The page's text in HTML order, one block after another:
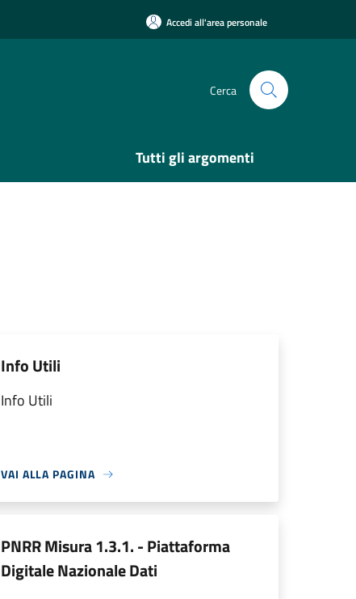
Accedi all'area personale
Cerca
Tutti gli argomenti
Info Utili
Info Utili
VAI ALLA PAGINA
PNRR Misura 1.3.1. - Piattaforma
Digitale Nazionale Dati